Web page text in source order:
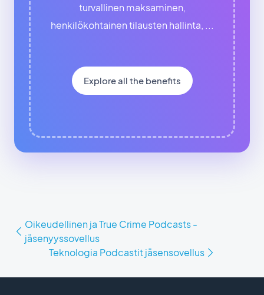
turvallinen maksaminen,
henkilökohtainen tilausten hallinta, ...
Explore all the benefits
Oikeudellinen ja True Crime Podcasts -
jäsenyyssovellus
Teknologia Podcastit jäsensovellus